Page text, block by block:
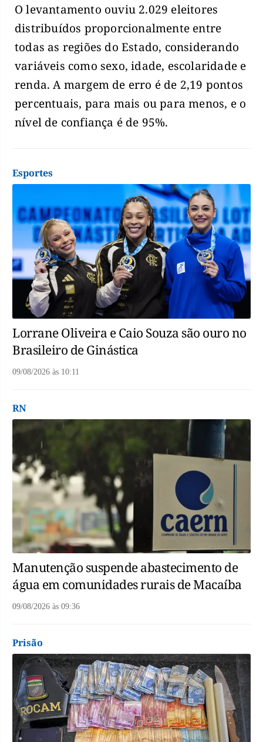
O levantamento ouviu 2.029 eleitores
distribuídos proporcionalmente entre
todas as regiões do Estado, considerando
variáveis como sexo, idade, escolaridade e
renda. A margem de erro é de 2,19 pontos
percentuais, para mais ou para menos, e o
nível de confiança é de 95%.
Esportes
Lorrane Oliveira e Caio Souza são ouro no
Brasileiro de Ginástica
09/08/2026 às 10:11
RN
Manutenção suspende abastecimento de
água em comunidades rurais de Macaíba
09/08/2026 às 09:36
Prisão